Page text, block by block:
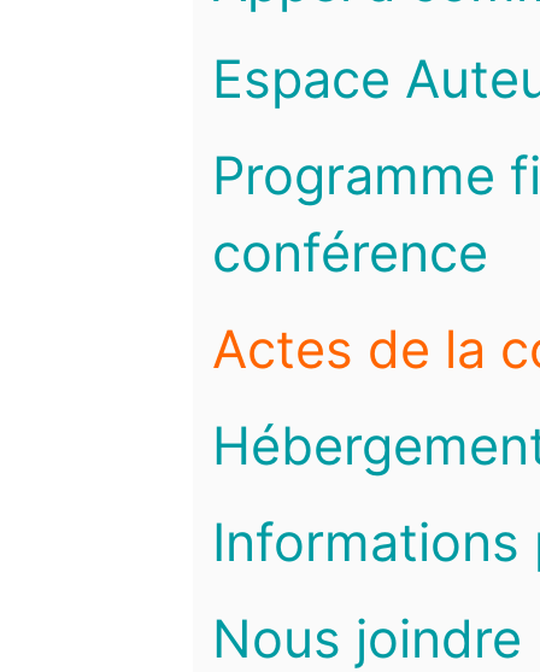
Espace
Programme
conférence
Actes de la
Informations
Nous joindre